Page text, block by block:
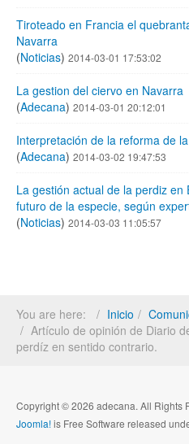
Tiroteado en Francia el
Navarra
(Noticias) 2014-03-01 17:53:02
La gestion del ciervo en Navarra
(Adecana) 2014-03-01 20:12:01
Interpretación de la reforma de
(Adecana) 2014-03-02 19:47:53
La gestión actual de la perdiz
futuro de la especie, según
(Noticias) 2014-03-03 11:05:57
You are here: Inicio
Artículo de opinión de Diario
perdíz en sentido contrario.
Copyright © 2026 adecana. All Rights
Joomla!is Free Software released